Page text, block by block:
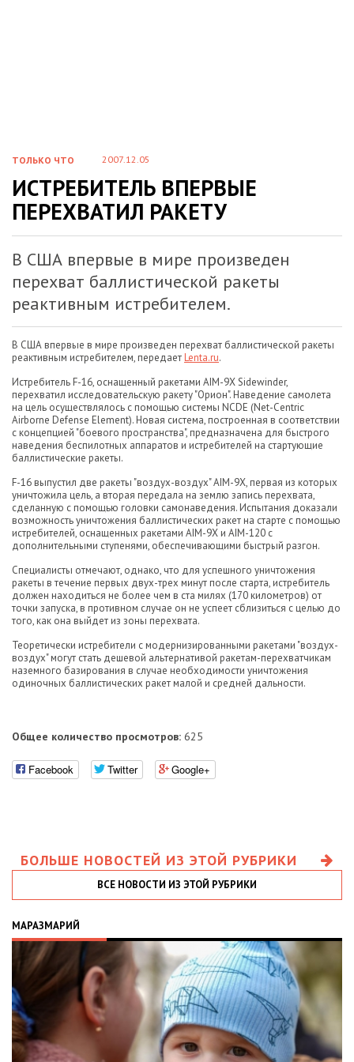
ТОЛЬКО ЧТО 2007.12.05
ИСТРЕБИТЕЛЬ ВПЕРВЫЕ
ПЕРЕХВАТИЛ РАКЕТУ
В США впервые в мире произведен
перехват баллистической ракеты
реактивным истребителем.
В США впервые в мире произведен перехват баллистической ракеты
реактивным истребителем, передаетLenta.ru.
Истребитель F-16, оснащенный ракетами AIM-9X Sidewinder,
перехватил исследовательскую ракету "Орион". Наведение самолета
на цель осуществлялось с помощью системы NCDE (Net-Centric
Airborne Defense Element). Новая система, построенная в соответствии
с концепцией "боевого пространства", предназначена для быстрого
наведения беспилотных аппаратов и истребителей на стартующие
баллистические ракеты.
F-16 выпустил две ракеты "воздух-воздух" AIM-9X, первая из которых
уничтожила цель, а вторая передала на землю запись перехвата,
сделанную с помощью головки самонаведения. Испытания доказали
возможность уничтожения баллистических ракет на старте с помощью
истребителей, оснащенных ракетами AIM-9X и AIM-120 с
дополнительными ступенями, обеспечивающими быстрый разгон.
Специалисты отмечают, однако, что для успешного уничтожения
ракеты в течение первых двух-трех минут после старта, истребитель
должен находиться не более чем в ста милях (170 километров) от
точки запуска, в противном случае он не успеет сблизиться с целью до
того, как она выйдет из зоны перехвата.
Теоретически истребители с модернизированными ракетами "воздух-
воздух" могут стать дешевой альтернативой ракетам-перехватчикам
наземного базирования в случае необходимости уничтожения
одиночных баллистических ракет малой и средней дальности.
Общее количество просмотров: 625
Facebook Twitter Google+
БОЛЬШЕ НОВОСТЕЙ ИЗ ЭТОЙ РУБРИКИ
ВСЕ НОВОСТИ ИЗ ЭТОЙ РУБРИКИ
МАРАЗМАРИЙ